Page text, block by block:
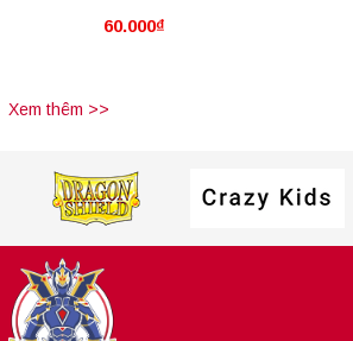
Chính Hãng] Pot Of Desires
60.000₫ Chính
Xem thêm >>